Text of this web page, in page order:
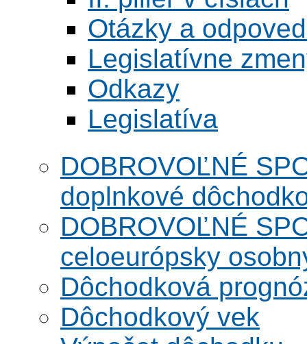
Otázky a
Legislatívne
Odkazy
Legislatíva
DOBROVOĽNÉ
doplnkové
DOBROVOĽNÉ
celoeurópsky
Dôchodková
Dôchodkový vek